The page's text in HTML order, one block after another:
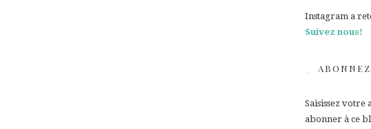
Instagram a
Suivez nous!
Saisissez votre
abonner à ce